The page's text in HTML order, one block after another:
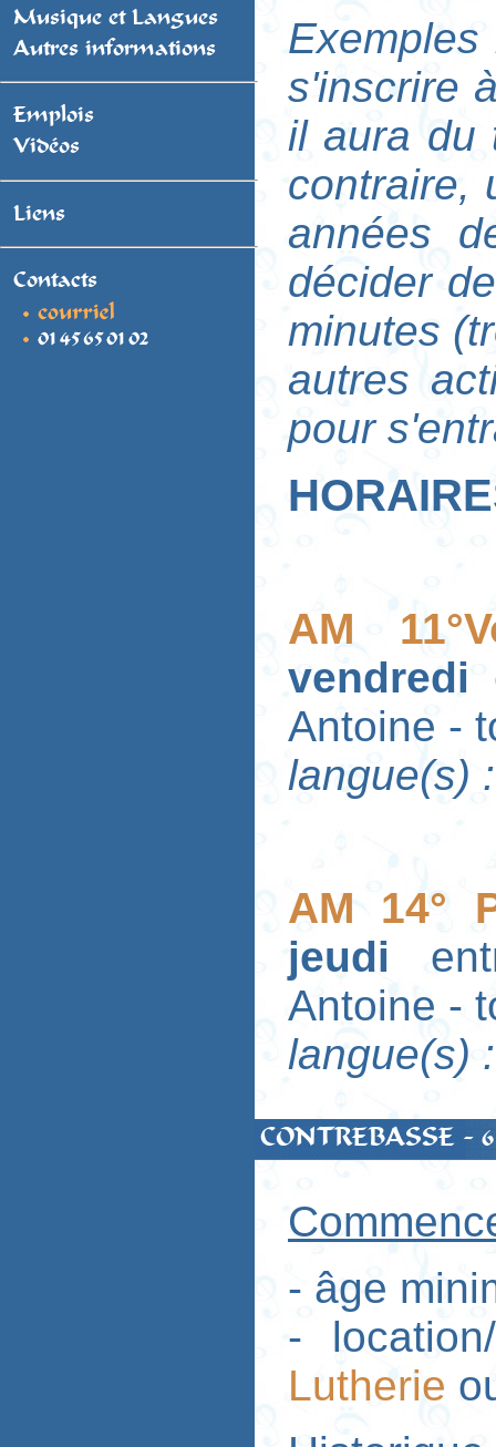
Musique et Langues
Autres informations
Emplois
Vidéos
Liens
Contacts
s'inscrire
il aura du
contraire,
années
décider
minutes
autres
pour
AM
vendredi
Antoine -
langue(s)
AM 14°
jeudi
Antoine -
langue(s)
CONTREBASSE -
- âge
-
Lutherie